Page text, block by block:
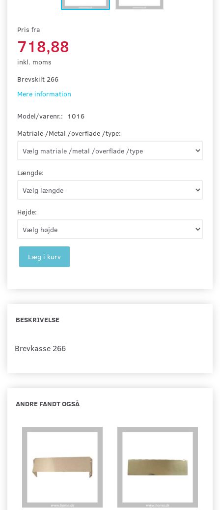
Pris fra
718,88
inkl. moms
Brevskilt 266
Mere information
Model/varenr.:
1016
Matriale /Metal /overflade /type:
Længde:
Højde:
Læg i kurv
BESKRIVELSE
Brevkasse 266
ANDRE FANDT OGSÅ